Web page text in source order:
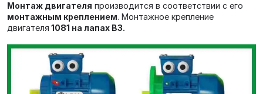
Монтаж двигателя производится в соответствии с его
монтажным креплением. Монтажное крепление
двигателя 1081 на лапах В3.